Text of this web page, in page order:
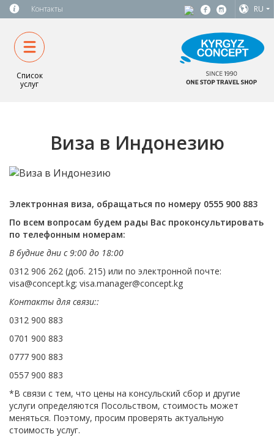
Контакты RU
Список
услуг
Виза в Индонезию
Электронная виза, обращаться по номеру 0555 900 883
По всем вопросам будем рады Вас проконсультировать
по телефонным номерам:
В будние дни с 9:00 до 18:00
0312 906 262 (доб. 215) или по электронной почте:
visa@concept.kg; visa.manager@concept.kg
Контакты для связи::
0312 900 883
0701 900 883
0777 900 883
0557 900 883
*В связи с тем, что цены на консульский сбор и другие
услуги определяются Посольством, стоимость может
меняться. Поэтому, просим проверять актуальную
стоимость услуг.